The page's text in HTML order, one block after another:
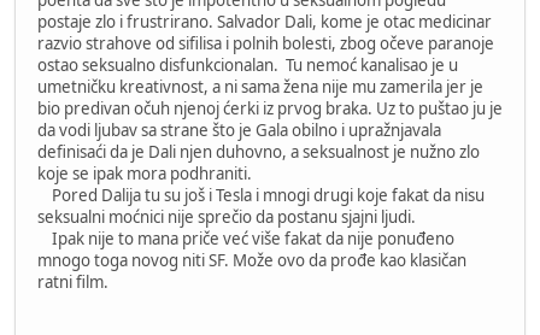
postaje zlo i frustrirano. Salvador Dali, kome je otac medicinar
razvio strahove od sifilisa i polnih bolesti, zbog očeve paranoje
ostao seksualno disfunkcionalan. Tu nemoć kanalisao je u
umetničku kreativnost, a ni sama žena nije mu zamerila jer je
bio predivan očuh njenoj ćerki iz prvog braka. Uz to puštao ju je
da vodi ljubav sa strane što je Gala obilno i upražnjavala
definisaći da je Dali njen duhovno, a seksualnost je nužno zlo
koje se ipak mora podhraniti.
Pored Dalija tu su još i Tesla i mnogi drugi koje fakat da nisu
seksualni moćnici nije sprečio da postanu sjajni ljudi.
Ipak nije to mana priče već više fakat da nije ponuđeno
mnogo toga novog niti SF. Može ovo da prođe kao klasičan
ratni film.